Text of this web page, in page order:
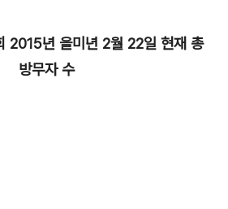
2015년 을미년 2월 22일 현재 총
방무자 수